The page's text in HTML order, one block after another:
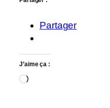
Partager
J’aime ça :
Chargement…